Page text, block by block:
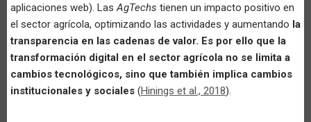
aplicaciones web). LasAgTechs tienen un impacto positivo en
el sector agrícola, optimizando las actividades y aumentando la
transparencia en las cadenas de valor. Es por ello que la
transformación digital en el sector agrícola no se limita a
cambios tecnológicos, sino que también implica cambios
institucionales y sociales (Hinings et al., 2018).